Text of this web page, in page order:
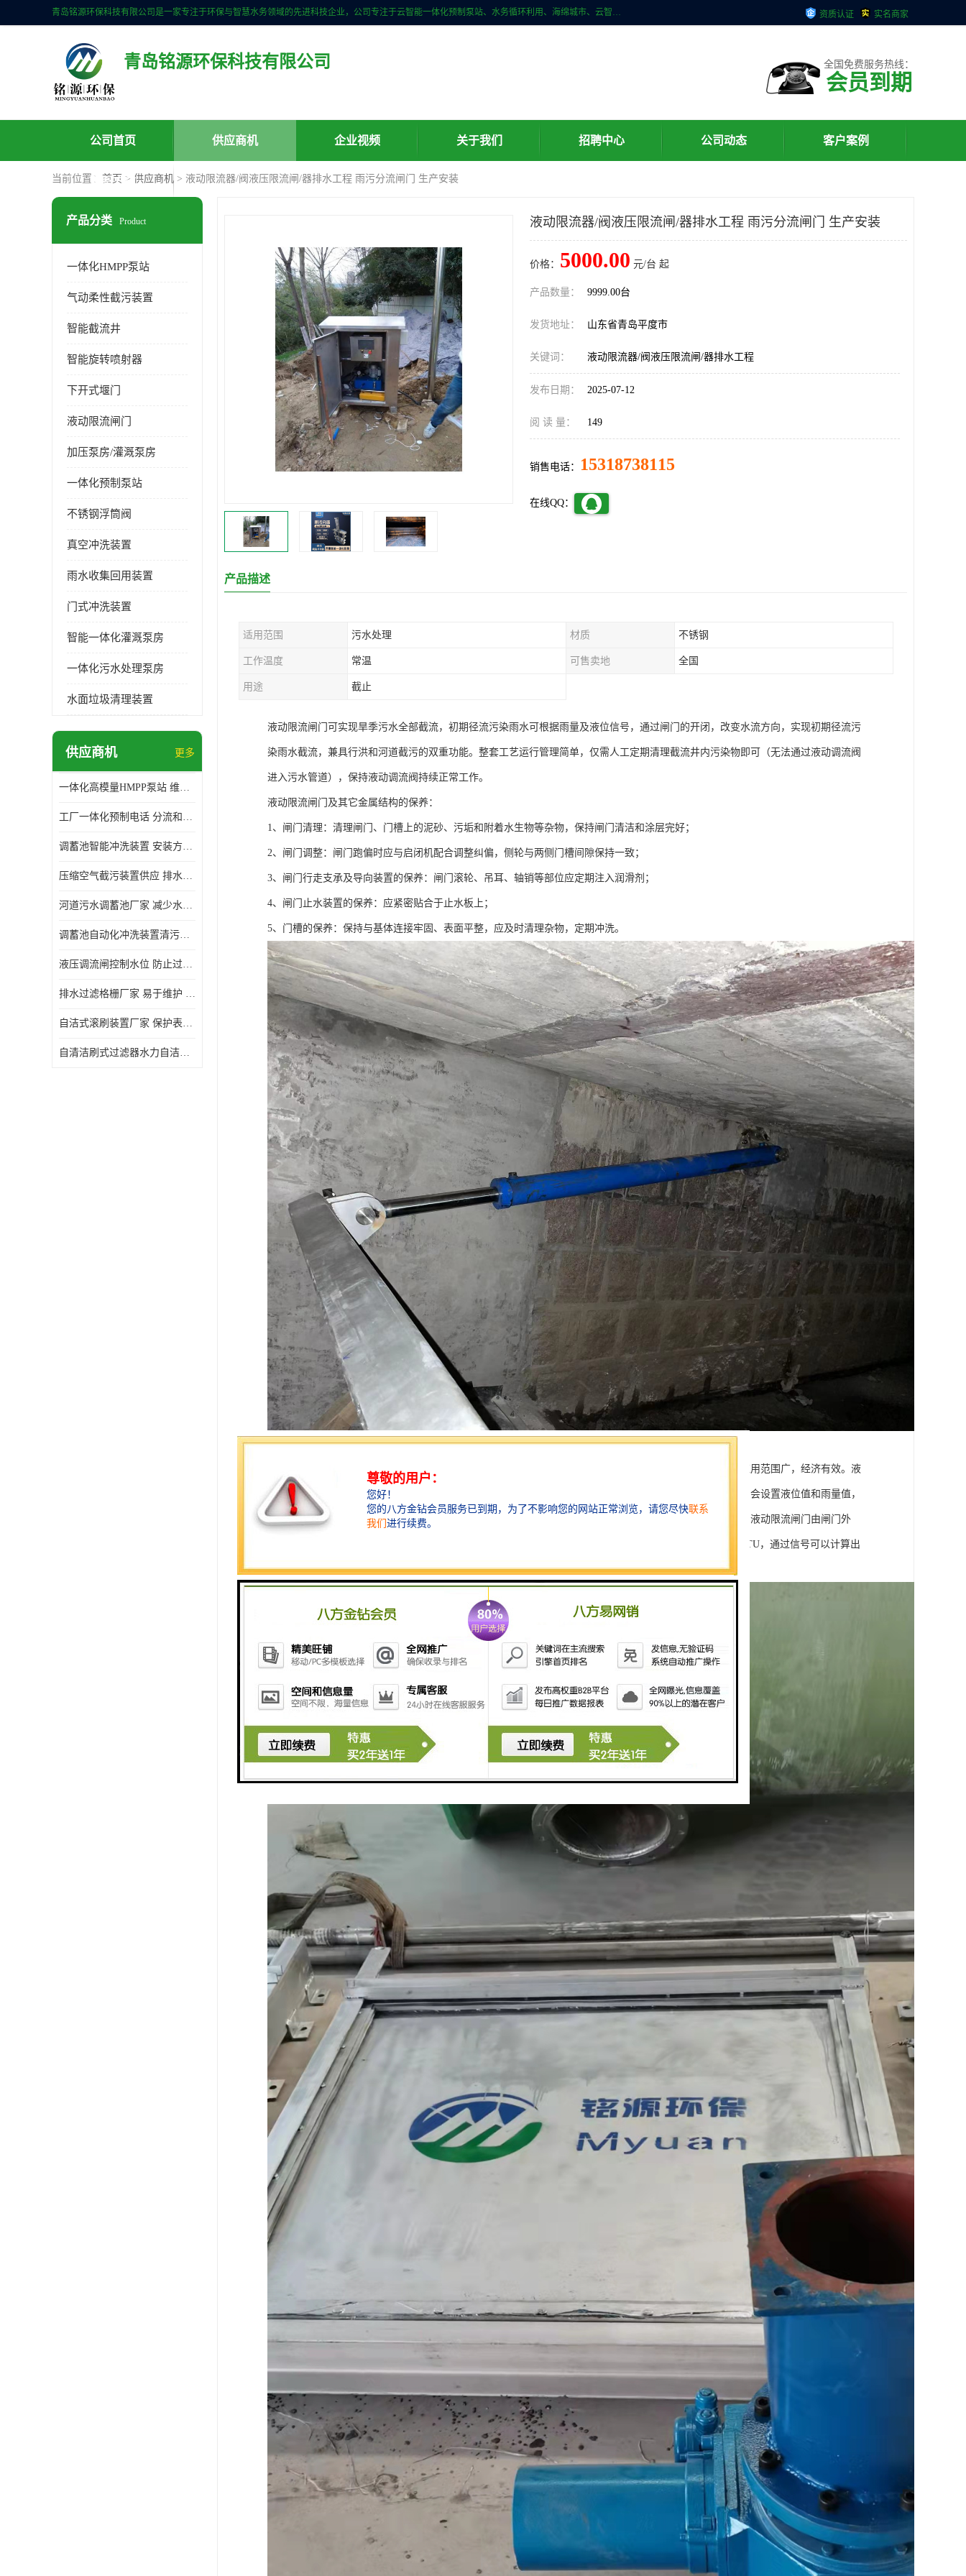
青岛铭源环保科技有限公司是一家专注于环保与智慧水务领域的先进科技企业，公司专注于云智能一体化预制泵站、水务循环利用、海绵城市、云智慧水务开发及新型环保技术研发等领域。铭源环保以为客户提供优质产品、专业技术服务为己任。为客户提供量身定制方案，提供多种配置方案满足实际使用要求。严控供货周期，并提供高标准后期维护。以环保为己任，视质量如生命，以技术做先导，靠诚信赢客户。 资质认证 实名商家
青岛铭源环保科技有限公司 全国免费服务热线：
会员到期
公司首页 供应商机 企业视频 关于我们 招聘中心 公司动态 客户案例
联系方式
当前位置： 首页 > 供应商机 > 液动限流器/阀液压限流闸/器排水工程 雨污分流闸门 生产安装
产品分类 Product
一体化HMPP泵站
气动柔性截污装置
智能截流井
智能旋转喷射器
下开式堰门
液动限流闸门
加压泵房/灌溉泵房
一体化预制泵站
不锈钢浮筒阀
真空冲洗装置
雨水收集回用装置
门式冲洗装置
智能一体化灌溉泵房
一体化污水处理泵房
水面垃圾清理装置
供应商机 更多
一体化高模量HMPP泵站 维护方便 实现远距离输送
工厂一体化预制电话 分流和调节 可以截留固体废物
调蓄池智能冲洗装置 安装方便 多种喷洒模式
压缩空气截污装置供应 排水功能 控制地下水位的升降
河道污水调蓄池厂家 减少水污染 防止异味和污染
调蓄池自动化冲洗装置清污装置 维护方便 节约水资源
液压调流闸控制水位 防止过载 适应流量变化的要求
排水过滤格栅厂家 易于维护 保持栅条通畅
自洁式滚刷装置厂家 保护表面 节省能源
自清洁刷式过滤器水力自洁式滚刷 重量轻 使用寿命长
液动限流器/阀液压限流闸/器排水工程 雨污分流闸门 生产安装
价格： 5000.00 元/台 起
产品数量： 9999.00台
发货地址： 山东省青岛平度市
关键词： 液动限流器/阀液压限流闸/器排水工程
发布日期： 2025-07-12
阅 读 量： 149
销售电话： 15318738115
在线QQ：
产品描述
适用范围 污水处理 材质 不锈钢
工作温度 常温 可售卖地 全国
用途 截止
液动限流闸门可实现旱季污水全部截流，初期径流污染雨水可根据雨量及液位信号，通过闸门的开闭，改变水流方向，实现初期径流污
染雨水截流，兼具行洪和河道截污的双重功能。整套工艺运行管理简单，仅需人工定期清理截流井内污染物即可（无法通过液动调流阀
进入污水管道），保持液动调流阀持续正常工作。
液动限流闸门及其它金属结构的保养：
1、闸门清理：清理闸门、门槽上的泥砂、污垢和附着水生物等杂物，保持闸门清洁和涂层完好；
2、闸门调整：闸门跑偏时应与启闭机配合调整纠偏，侧轮与两侧门槽间隙保持一致；
3、闸门行走支承及导向装置的保养：闸门滚轮、吊耳、轴销等部位应定期注入润滑剂；
4、闸门止水装置的保养：应紧密贴合于止水板上；
5、门槽的保养：保持与基体连接牢固、表面平整，应及时清理杂物，定期冲洗。
液动限流闸门可安装在上游或下游。液动限流闸门作为一个集成系统，可安装在管道口，渠道的任何位置，应用范围广，经济有效。液
动限流闸门是根据配置的液位计和雨量传感器探测的数据进行启动与关闭的。当整体的设备安装完成后，我们会设置液位值和雨量值，
一旦液位或者雨量达到这个数值，闸门立即自动开启；当液位或者雨量低于设定的数值，闸门执行关闭动作。液动限流闸门由闸门外
框、活动闸门、导轨、密封圈、液压油缸、控制系统等组成。液动限流闸门根据液位计水位并将信号传送到RTU，通过信号可以计算出
闸门的正确位置，通过执行器控制闸门开启。